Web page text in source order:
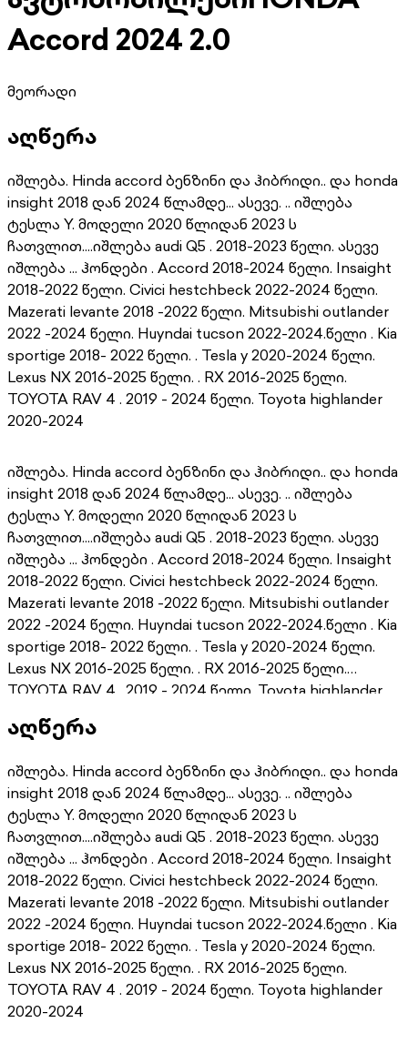
Accord 2024 2.0
მეორადი
აღწერა
იშლება. Hinda accord ბენზინი და ჰიბრიდი.. და honda
insight 2018 დან 2024 წლამდე... ასევე. .. იშლება
ტესლა Y. მოდელი 2020 წლიდან 2023 ს
ჩათვლით....იშლება audi Q5 . 2018-2023 წელი. ასევე
იშლება ... ჰონდები . Accord 2018-2024 წელი. Insaight
2018-2022 წელი. Civici hestchbeck 2022-2024 წელი.
Mazerati levante 2018 -2022 წელი. Mitsubishi outlander
2022 -2024 წელი. Huyndai tucson 2022-2024.წელი . Kia
sportige 2018- 2022 წელი. . Tesla y 2020-2024 წელი.
Lexus NX 2016-2025 წელი. . RX 2016-2025 წელი.
TOYOTA RAV 4 . 2019 - 2024 წელი. Toyota highlander
2020-2024
იშლება. Hinda accord ბენზინი და ჰიბრიდი.. და honda
insight 2018 დან 2024 წლამდე... ასევე. .. იშლება
ტესლა Y. მოდელი 2020 წლიდან 2023 ს
ჩათვლით....იშლება audi Q5 . 2018-2023 წელი. ასევე
იშლება ... ჰონდები . Accord 2018-2024 წელი. Insaight
2018-2022 წელი. Civici hestchbeck 2022-2024 წელი.
Mazerati levante 2018 -2022 წელი. Mitsubishi outlander
2022 -2024 წელი. Huyndai tucson 2022-2024.წელი . Kia
sportige 2018- 2022 წელი. . Tesla y 2020-2024 წელი.
Lexus NX 2016-2025 წელი. . RX 2016-2025 წელი.
TOYOTA RAV 4 . 2019 - 2024 წელი. Toyota highlander
აღწერა
იშლება. Hinda accord ბენზინი და ჰიბრიდი.. და honda
insight 2018 დან 2024 წლამდე... ასევე. .. იშლება
ტესლა Y. მოდელი 2020 წლიდან 2023 ს
ჩათვლით....იშლება audi Q5 . 2018-2023 წელი. ასევე
იშლება ... ჰონდები . Accord 2018-2024 წელი. Insaight
2018-2022 წელი. Civici hestchbeck 2022-2024 წელი.
Mazerati levante 2018 -2022 წელი. Mitsubishi outlander
2022 -2024 წელი. Huyndai tucson 2022-2024.წელი . Kia
sportige 2018- 2022 წელი. . Tesla y 2020-2024 წელი.
Lexus NX 2016-2025 წელი. . RX 2016-2025 წელი.
TOYOTA RAV 4 . 2019 - 2024 წელი. Toyota highlander
2020-2024